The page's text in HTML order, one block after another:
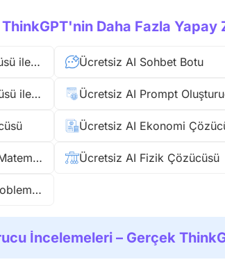
ThinkGPT'nin Daha Fazla Yapay
Ücretsiz AI Muhasebe Çözücüsü ile Sorularınızı Anında Çözün Ücretsiz AI Sohbet Botu
Ücretsiz AI Matematik Çözücüsü ile Sorularınızı Anında Çözün Ücretsiz AI Prompt
Ücretsiz AI Ekonomi
Photomath Online – Ücretsiz Matematik Çözücüsü Ücretsiz AI Fizik Çözücüsü
Ücretsiz Matematik Kelime Problemi Çözücüsü ile Anında Çözün
İncelemeleri – Gerçek